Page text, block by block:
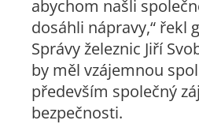
abychom našli
dosáhli nápravy,“ řekl
Správy železnic Jiří
by měl vzájemnou
především společný
bezpečnosti.